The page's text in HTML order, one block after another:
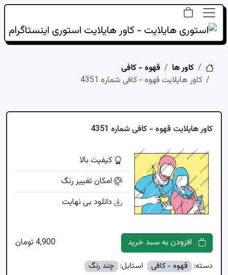
خانهکاور ها
قهوه - کافی
کاور هایلایت قهوه - کافی شماره 4351
کاور هایلایت قهوه - کافی شماره 4351
کیفیت بالا
امکان تغییر رنگ
دانلود بی نهایت
4,900 تومان
دسته: قهوه - کافی استایل: چند رنگ